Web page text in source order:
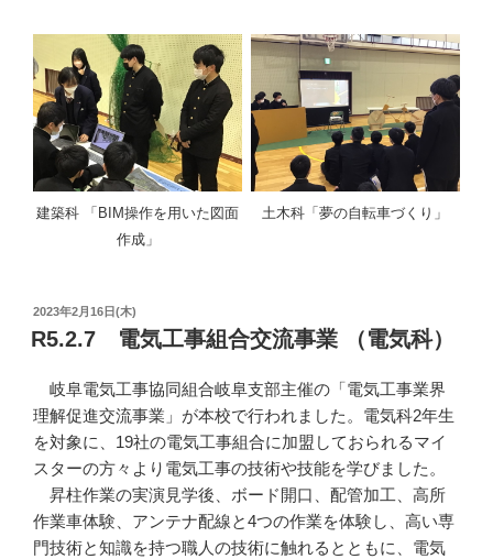
建築科 「BIM操作を用いた図面
作成」
土木科「夢の自転車づくり」
投
稿
日:
2023年2月16日(木)
R5.2.7 電気工事組合交流事業 （電気科）
岐阜電気工事協同組合岐阜支部主催の「電気工事業界
理解促進交流事業」が本校で行われました。電気科2年生
を対象に、19社の電気工事組合に加盟しておられるマイ
スターの方々より電気工事の技術や技能を学びました。
昇柱作業の実演見学後、ボード開口、配管加工、高所
作業車体験、アンテナ配線と4つの作業を体験し、高い専
門技術と知識を持つ職人の技術に触れるとともに、電気